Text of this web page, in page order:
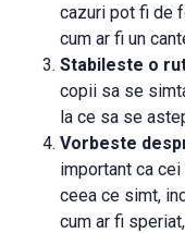
cazuri pot fi de
cum ar fi un
Stabileste o
copii sa se
la ce sa se
Vorbeste
important ca
ceea ce simt,
cum ar fi